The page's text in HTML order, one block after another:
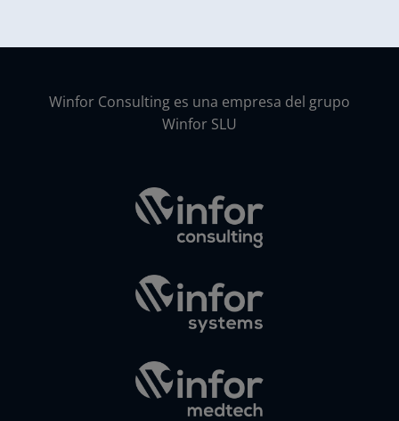
Winfor Consulting es una empresa del grupo
Winfor SLU